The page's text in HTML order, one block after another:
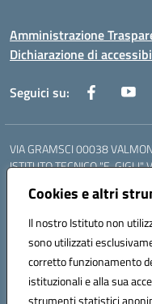
Cookies e altri
Il nostro Istituto non
sono utilizzati
corretto funzionamento
istituzionali e alla sua
strumenti statistici
Amministrazione
Dichiarazione di
Seguici su:
VIA GRAMSCI 00038
ISTITUTO TECNICO "E.
06121126825
LICEO DELLE SCIENZE
Mail:
Codice meccanografico:
Codice fiscale: 95036960581